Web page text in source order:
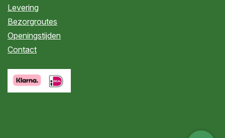
Levering
Bezorgroutes
Openingstijden
Contact